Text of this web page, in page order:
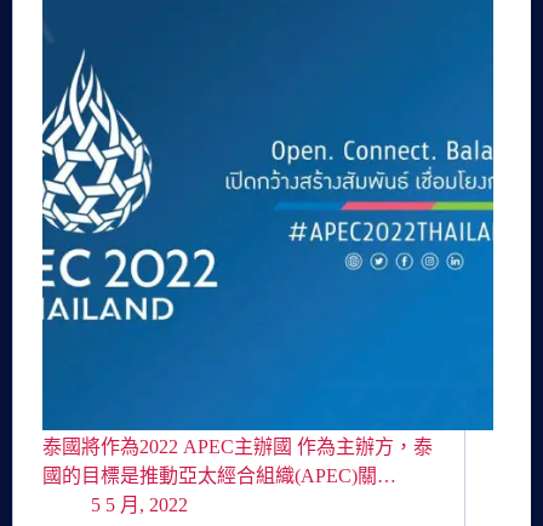
泰國將作為2022 APEC主辦國 作為主辦方，泰
國的目標是推動亞太經合組織(APEC)關…
5 5 月, 2022